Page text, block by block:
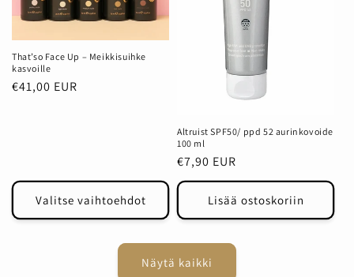
That’so Face Up – Meikkisuihke
kasvoille
Normaalihinta
€41,00 EUR
Valitse vaihtoehdot
Altruist SPF50/ ppd 52 aurinkovoide
100 ml
Normaalihinta
€7,90 EUR
Lisää ostoskoriin
Näytä kaikki